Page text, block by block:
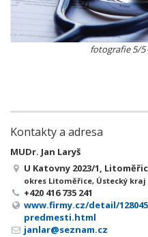
fotografie 5/5
Kontakty a adresa
MUDr. Jan Laryš
U Katovny 2023/1,
okres Litoměřice, Ústecký kraj
+420 416 735 241
www.firmy.cz/detail/
predmesti.html
janlar@seznam.cz